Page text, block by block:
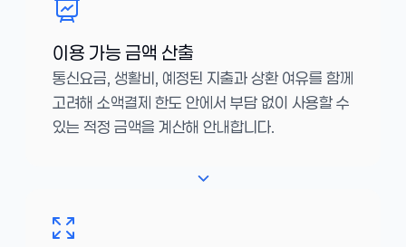
이용 가능 금액 산출
통신요금, 생활비, 예정된 지출과 상환 여유를 함께
고려해 소액결제 한도 안에서 부담 없이 사용할 수
있는 적정 금액을 계산해 안내합니다.